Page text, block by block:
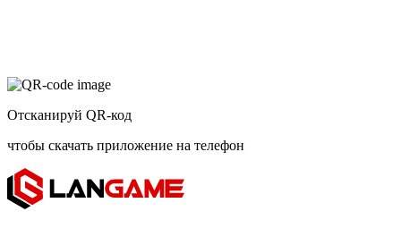
Отсканируй QR-код
чтобы скачать приложение на телефон